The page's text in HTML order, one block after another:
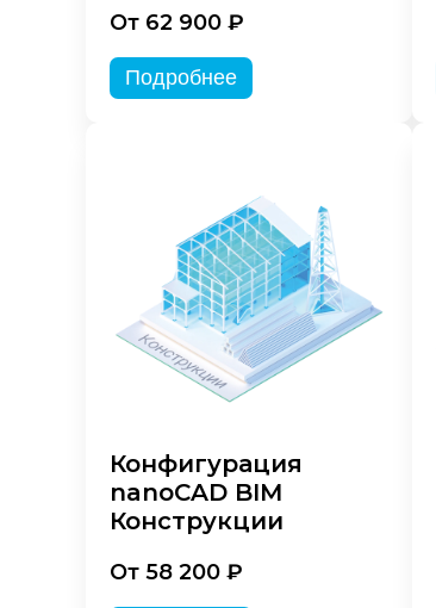
От 62 900 ₽
Подробнее
Конфигурация
nanoCAD BIM
Конструкции
От 58 200 ₽